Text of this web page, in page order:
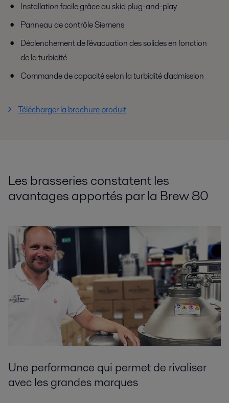
Installation facile grâce au skid plug-and-play
Panneau de contrôle Siemens
Déclenchement de l'évacuation des solides en fonction
de la turbidité
Commande de capacité selon la turbidité d'admission
Télécharger la brochure produit
Les brasseries constatent les
avantages apportés par la Brew 80
Une performance qui permet de rivaliser
avec les grandes marques